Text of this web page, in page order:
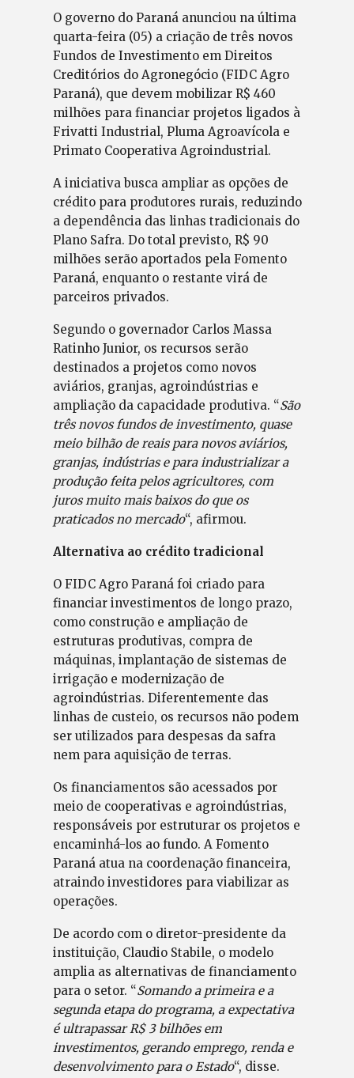
O governo do Paraná anunciou na última
quarta-feira (05) a criação de três novos
Fundos de Investimento em Direitos
Creditórios do Agronegócio (FIDC Agro
Paraná), que devem mobilizar R$ 460
milhões para financiar projetos ligados à
Frivatti Industrial, Pluma Agroavícola e
Primato Cooperativa Agroindustrial.
A iniciativa busca ampliar as opções de
crédito para produtores rurais, reduzindo
a dependência das linhas tradicionais do
Plano Safra. Do total previsto, R$ 90
milhões serão aportados pela Fomento
Paraná, enquanto o restante virá de
parceiros privados.
Segundo o governador Carlos Massa
Ratinho Junior, os recursos serão
destinados a projetos como novos
aviários, granjas, agroindústrias e
ampliação da capacidade produtiva. “São
três novos fundos de investimento, quase
meio bilhão de reais para novos aviários,
granjas, indústrias e para industrializar a
produção feita pelos agricultores, com
juros muito mais baixos do que os
praticados no mercado“, afirmou.
Alternativa ao crédito tradicional
O FIDC Agro Paraná foi criado para
financiar investimentos de longo prazo,
como construção e ampliação de
estruturas produtivas, compra de
máquinas, implantação de sistemas de
irrigação e modernização de
agroindústrias. Diferentemente das
linhas de custeio, os recursos não podem
ser utilizados para despesas da safra
nem para aquisição de terras.
Os financiamentos são acessados por
meio de cooperativas e agroindústrias,
responsáveis por estruturar os projetos e
encaminhá-los ao fundo. A Fomento
Paraná atua na coordenação financeira,
atraindo investidores para viabilizar as
operações.
De acordo com o diretor-presidente da
instituição, Claudio Stabile, o modelo
amplia as alternativas de financiamento
para o setor. “Somando a primeira e a
segunda etapa do programa, a expectativa
é ultrapassar R$ 3 bilhões em
investimentos, gerando emprego, renda e
desenvolvimento para o Estado“, disse.